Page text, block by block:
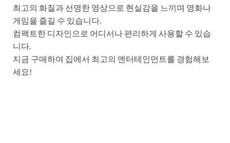
최고의 화질과 선명한 영상으로 현실감을 느끼며 영화나
게임을 즐길 수 있습니다.
컴팩트한 디자인으로 어디서나 편리하게 사용할 수 있습
니다.
지금 구매하여 집에서 최고의 엔터테인먼트를 경험해보
세요!